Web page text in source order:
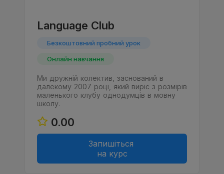
Language Club
Безкоштовний пробний урок
Онлайн навчання
Ми дружній колектив, заснований в
далекому 2007 році, який виріс з розмірів
маленького клубу однодумців в мовну
школу.
0.00
Запишіться
на курс